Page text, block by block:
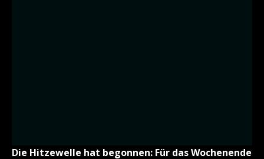
Die Hitzewelle hat begonnen: Für das Wochenende